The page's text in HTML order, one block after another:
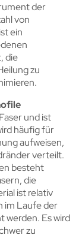
der
von
ein
die
zu
und ist
häufig für
aufweisen,
verteilt.
besteht
die
ist relativ
im Laufe der
werden. Es wird
zu